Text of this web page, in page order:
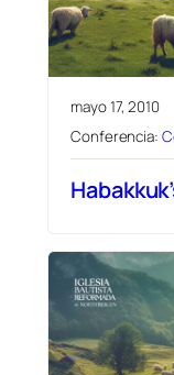
mayo 17, 2010
Conferencia: